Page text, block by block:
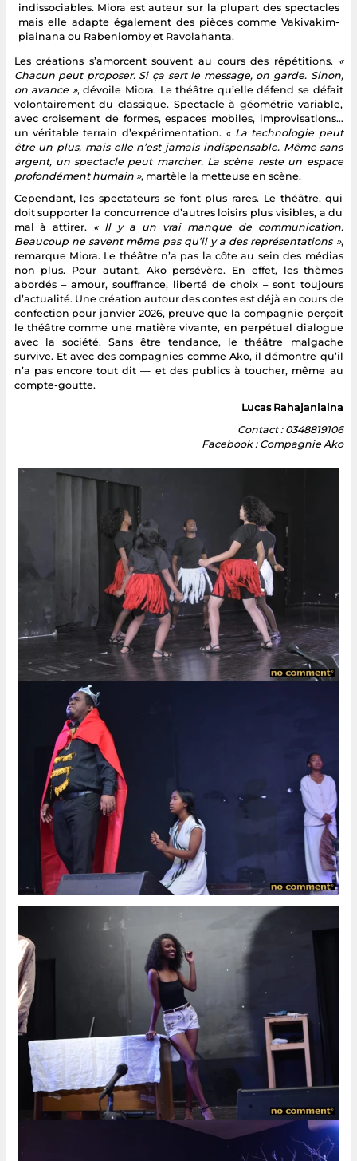
indissociables. Miora est auteur sur la plupart des spectacles
mais elle adapte également des pièces comme Vakivakim-
piainana ou Rabeniomby et Ravolahanta.
Les créations s’amorcent souvent au cours des répétitions. «
Chacun peut proposer. Si ça sert le message, on garde. Sinon,
on avance », dévoile Miora. Le théâtre qu’elle défend se défait
volontairement du classique. Spectacle à géométrie variable,
avec croisement de formes, espaces mobiles, improvisations…
un véritable terrain d’expérimentation. « La technologie peut
être un plus, mais elle n’est jamais indispensable. Même sans
argent, un spectacle peut marcher. La scène reste un espace
profondément humain », martèle la metteuse en scène.
Cependant, les spectateurs se font plus rares. Le théâtre, qui
doit supporter la concurrence d’autres loisirs plus visibles, a du
mal à attirer. « Il y a un vrai manque de communication.
Beaucoup ne savent même pas qu’il y a des représentations »,
remarque Miora. Le théâtre n’a pas la côte au sein des médias
non plus. Pour autant, Ako persévère. En effet, les thèmes
abordés – amour, souffrance, liberté de choix – sont toujours
d’actualité. Une création autour des contes est déjà en cours de
confection pour janvier 2026, preuve que la compagnie perçoit
le théâtre comme une matière vivante, en perpétuel dialogue
avec la société. Sans être tendance, le théâtre malgache
survive. Et avec des compagnies comme Ako, il démontre qu’il
n’a pas encore tout dit — et des publics à toucher, même au
compte-goutte.
Lucas Rahajaniaina
Contact : 0348819106
Facebook : Compagnie Ako